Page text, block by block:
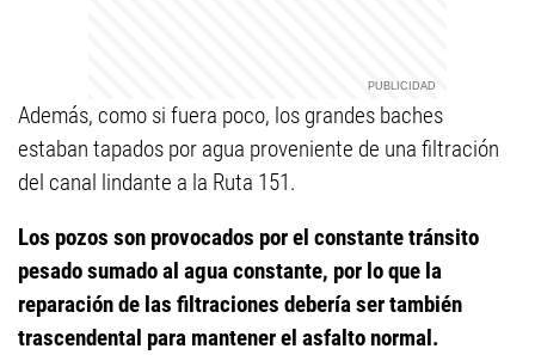
Además, como si fuera poco, los grandes baches
estaban tapados por agua proveniente de una filtración
del canal lindante a la Ruta 151.
Los pozos son provocados por el constante tránsito
pesado sumado al agua constante, por lo que la
reparación de las filtraciones debería ser también
trascendental para mantener el asfalto normal.